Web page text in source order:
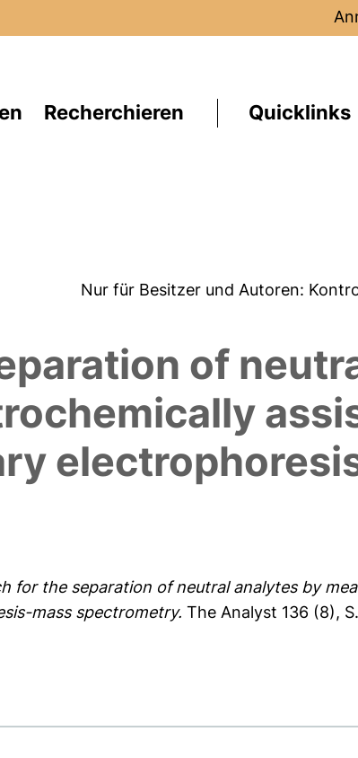
Recherchieren Quicklinks
Nur für Besitzer und Autoren:
of
for the separation of neutral analytes by
mass spectrometry. The Analyst 136 (8),